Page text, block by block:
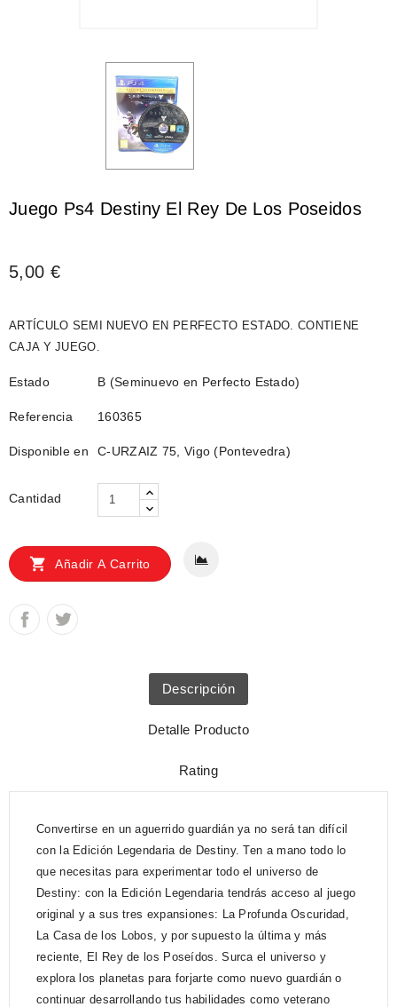
Juego Ps4 Destiny El Rey De Los Poseidos
5,00 €
ARTÍCULO SEMI NUEVO EN PERFECTO ESTADO. CONTIENE
CAJA Y JUEGO.
Estado B (Seminuevo en Perfecto Estado)
Referencia 160365
Disponible en C-URZAIZ 75, Vigo (Pontevedra)
Cantidad
 Añadir A Carrito
Descripción
Detalle Producto
Rating
Convertirse en un aguerrido guardián ya no será tan difícil
con la Edición Legendaria de Destiny. Ten a mano todo lo
que necesitas para experimentar todo el universo de
Destiny: con la Edición Legendaria tendrás acceso al juego
original y a sus tres expansiones: La Profunda Oscuridad,
La Casa de los Lobos, y por supuesto la última y más
reciente, El Rey de los Poseídos. Surca el universo y
explora los planetas para forjarte como nuevo guardián o
continuar desarrollando tus habilidades como veterano